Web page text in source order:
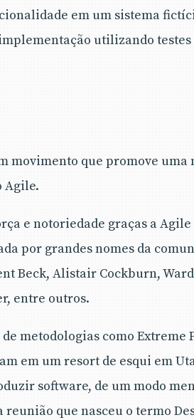
em um sistema
utilizando testes
movimento que promove uma
Agile.
e notoriedade graças a
por grandes nomes da
Beck, Alistair Cockburn,
entre outros.
metodologias como Extreme
em um resort de esqui em
software, de um modo
reunião que nasceu o termo